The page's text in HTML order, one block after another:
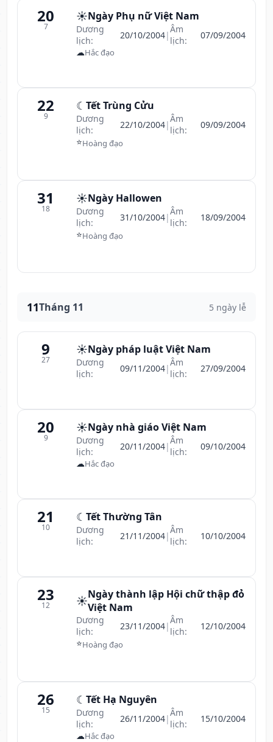
20
7
☀️Ngày Phụ nữ Việt Nam
Dương
lịch:
20/10/2004|Âm
lịch:
07/09/2004
☁Hắc đạo
22
9
☾ Tết Trùng Cửu
Dương
lịch:
22/10/2004|Âm
lịch:
09/09/2004
⭐Hoàng đạo
31
18
☀️Ngày Hallowen
Dương
lịch:
31/10/2004|Âm
lịch:
18/09/2004
⭐Hoàng đạo
11Tháng 11 5 ngày lễ
9
27
☀️Ngày pháp luật Việt Nam
Dương
lịch:
09/11/2004|Âm
lịch:
27/09/2004
20
9
☀️Ngày nhà giáo Việt Nam
Dương
lịch:
20/11/2004|Âm
lịch:
09/10/2004
☁Hắc đạo
21
10
☾ Tết Thường Tân
Dương
lịch:
21/11/2004|Âm
lịch:
10/10/2004
23
12 ☀️Ngày thành lập Hội chữ thập đỏ
Việt Nam
Dương
lịch:
23/11/2004|Âm
lịch:
12/10/2004
⭐Hoàng đạo
26
15
☾ Tết Hạ Nguyên
Dương
lịch:
26/11/2004|Âm
lịch:
15/10/2004
☁Hắc đạo